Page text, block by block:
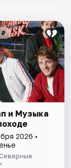
₽
и Музыка
2026 •